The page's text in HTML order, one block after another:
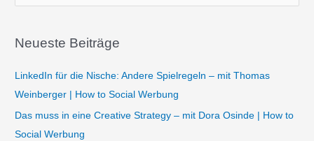
hNeueste Beiträge
LinkedIn für die Nische: Andere Spielregeln – mit Thomas
Weinberger | How to Social Werbung
Das muss in eine Creative Strategy – mit Dora Osinde | How to
Social Werbung